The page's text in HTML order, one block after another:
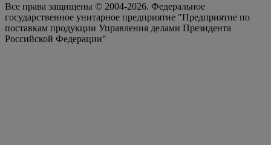
Все права защищены © 2004-2026. Федеральное
государственное унитарное предприятие "Предприятие по
поставкам продукции Управления делами Президента
Российской Федерации"